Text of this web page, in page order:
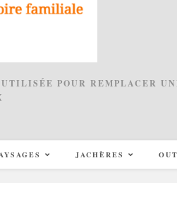
POUR REMPLACER UNE
JACHÈRES